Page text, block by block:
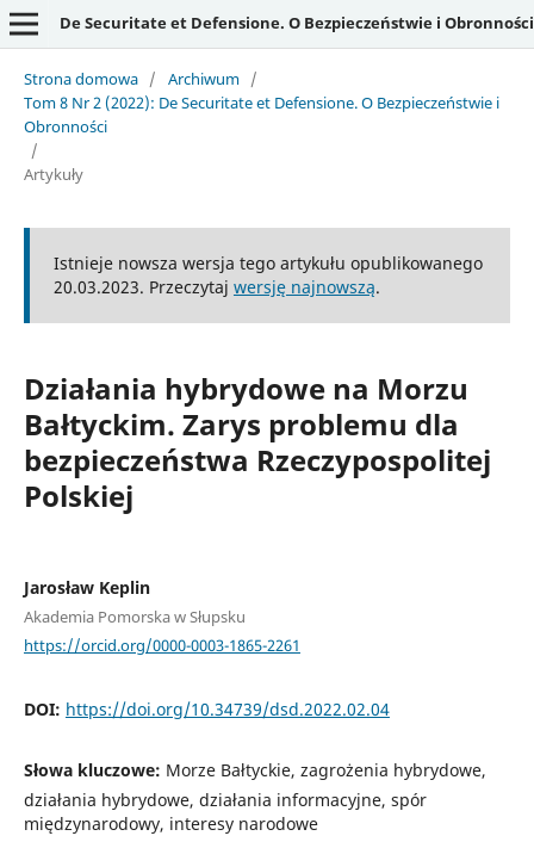
De Securitate et Defensione. O Bezpieczeństwie i Obronności
Strona domowa / Archiwum /
Tom 8 Nr 2 (2022): De Securitate et Defensione. O Bezpieczeństwie i
Obronności
/
Artykuły
Istnieje nowsza wersja tego artykułu opublikowanego
20.03.2023. Przeczytaj wersję najnowszą.
Działania hybrydowe na Morzu
Bałtyckim. Zarys problemu dla
bezpieczeństwa Rzeczypospolitej
Polskiej
Jarosław Keplin
Akademia Pomorska w Słupsku
https://orcid.org/0000-0003-1865-2261
DOI: https://doi.org/10.34739/dsd.2022.02.04
Słowa kluczowe: Morze Bałtyckie, zagrożenia hybrydowe,
działania hybrydowe, działania informacyjne, spór
międzynarodowy, interesy narodowe